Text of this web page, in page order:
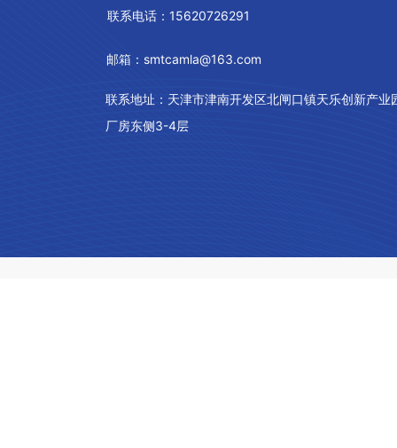
联系电话：15620726291
邮箱：smtcamla@163.com
联系地址： 天津市津南开发区北闸口镇天乐创新产业
厂房东侧3-4层